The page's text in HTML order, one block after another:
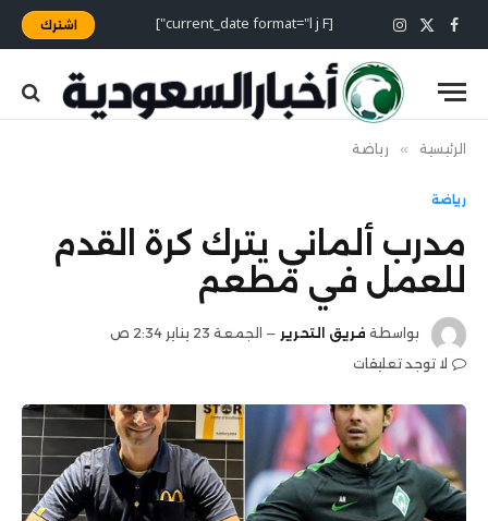
فيسبوك
X
(Twitter)
الانستغرام [current_date format="l j F"] اشترك
الرئيسية » رياضة
رياضة
مدرب ألماني يترك كرة القدم
للعمل في مطعم
بواسطة فريق التحرير
الجمعة 23 يناير 2:34 ص
لا توجد تعليقات